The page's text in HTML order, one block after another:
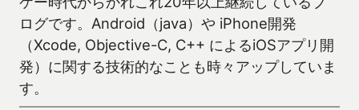
ログです。Android（java）や iPhone開発
（Xcode, Objective-C, C++ によるiOSアプリ開
発）に関する技術的なことも時々アップしていま
す。